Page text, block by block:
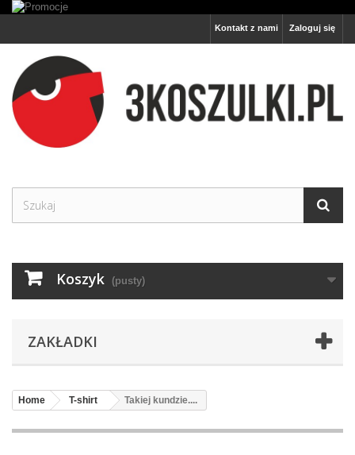
Zaloguj się
Kontakt z nami
Koszyk (pusty)
ZAKŁADKI
Home T-shirt Takiej kundzie....